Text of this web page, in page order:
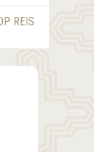
REIS